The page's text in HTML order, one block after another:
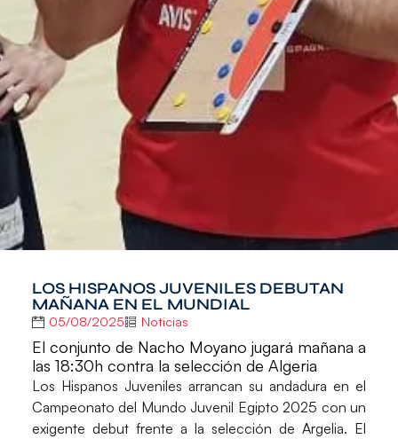
LOS HISPANOS JUVENILES DEBUTAN
MAÑANA EN EL MUNDIAL
05/08/2025 Noticias
El conjunto de Nacho Moyano jugará mañana a
las 18:30h contra la selección de Algeria
Los Hispanos Juveniles arrancan su andadura en el
Campeonato del Mundo Juvenil Egipto 2025 con un
exigente debut frente a la selección deArgelia. El